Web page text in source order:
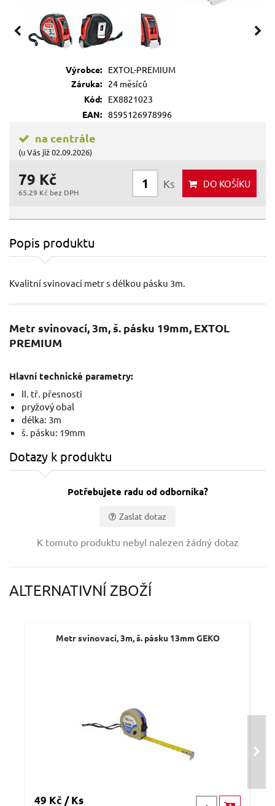
Výrobce:
EXTOL-PREMIUM
Záruka:
24 měsíců
Kód:
EX8821023
EAN: 8595126978996
na centrále
(u Vás již 02.09.2026)
79 Kč
65.29 Kč bez DPH
Ks DO KOŠÍKU
Popis produktu
Kvalitní svinovací metr s délkou pásku 3m.
Metr svinovací, 3m, š. pásku 19mm, EXTOL
PREMIUM
Hlavní technické parametry:
II. tř. přesnosti
pryžový obal
délka: 3m
š. pásku: 19mm
Dotazy k produktu
Potřebujete radu od odborníka?
Zaslat dotaz
K tomuto produktu nebyl nalezen žádný dotaz
ALTERNATIVNÍ ZBOŽÍ
Metr svinovací, 3m, š. pásku 13mm GEKO
49 Kč / Ks